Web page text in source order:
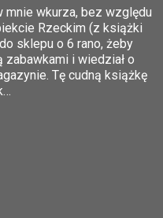
wkurza, bez względu
Rzeckim (z książki
sklepu o 6 rano, żeby
i wiedział o
Tę cudną książkę